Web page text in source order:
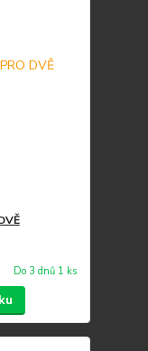
Do 3 dnů 1 ks